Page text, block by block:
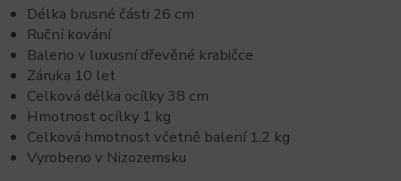
Délka brusné části 26 cm
Ruční kování
Baleno v luxusní dřevěné krabičce
Záruka 10 let
Celková délka ocílky 38 cm
Hmotnost ocílky 1 kg
Celková hmotnost včetně balení 1,2 kg
Vyrobeno v Nizozemsku